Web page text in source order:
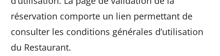
réservation comporte un lien permettant de
consulter les conditions générales d’utilisation
du Restaurant.